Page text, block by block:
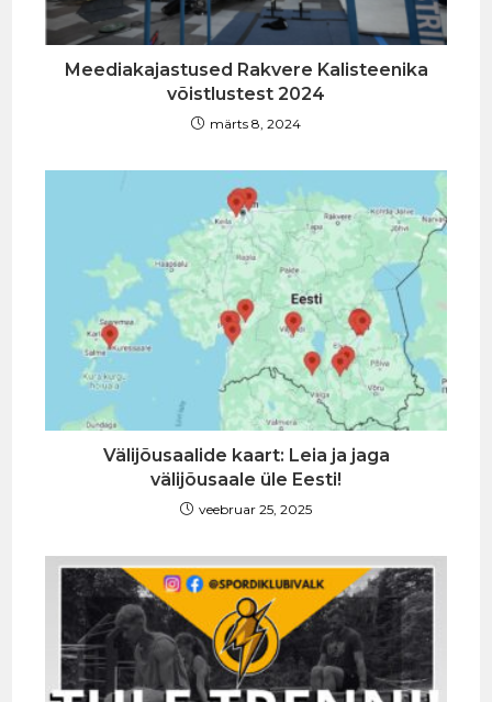
Meediakajastused Rakvere Kalisteenika
võistlustest 2024
märts 8, 2024
Välijõusaalide kaart: Leia ja jaga
välijõusaale üle Eesti!
veebruar 25, 2025